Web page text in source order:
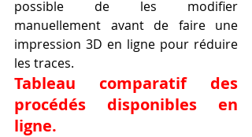
possible de les modifier
manuellement avant de faire une
impression 3D en ligne pour réduire
les traces.
Tableau comparatif des
procédés disponibles en
ligne.